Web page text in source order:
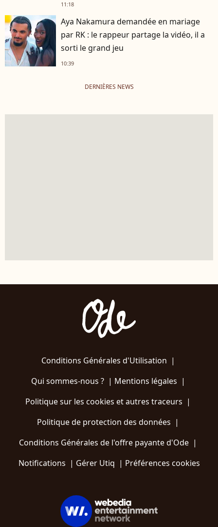
11:18
Aya Nakamura demandée en mariage
par RK : le rappeur partage la vidéo, il a
sorti le grand jeu
10:39
DERNIÈRES NEWS
Conditions Générales d'Utilisation |
Qui sommes-nous ?| Mentions légales |
Politique sur les cookies et autres traceurs |
Politique de protection des données |
Conditions Générales de l'offre payante d'Ode |
Notifications | Gérer Utiq | Préférences cookies